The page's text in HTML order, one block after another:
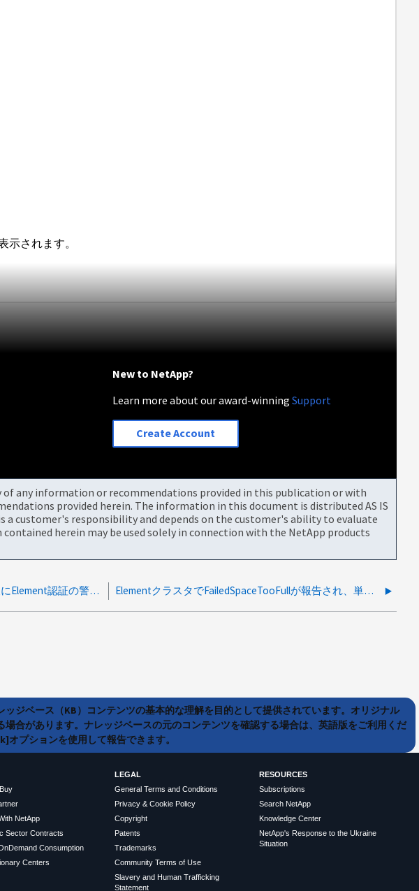
されます。
New to NetApp?
Learn more about our award-winningSupport
Create Account
any information or recommendations provided in this publication or with
provided herein. The information in this document is distributed AS IS
customer's responsibility and depends on the customer's ability to evaluate
herein may be used solely in connection with the NetApp products
顧客のSSL証明書のインストール後にElement認証の警告が表示される ElementクラスタでFailedSpaceTooFullが報告され、単独でクリアされない
ジベース（KB）コンテンツの基本的な理解を目的として提供されています。オリジナル
合があります。ナレッジベースの元のコンテンツを確認する場合は、英語版をご利用くだ
プションを使用して報告できます。
NetApp
Sector Contracts
Consumption
Centers
LEGAL
General Terms and Conditions
Privacy & Cookie Policy
Copyright
Patents
Trademarks
Community Terms of Use
Slavery and Human Trafficking
Statement
RESOURCES
Subscriptions
Search NetApp
Knowledge Center
NetApp's Response to the Ukraine
Situation